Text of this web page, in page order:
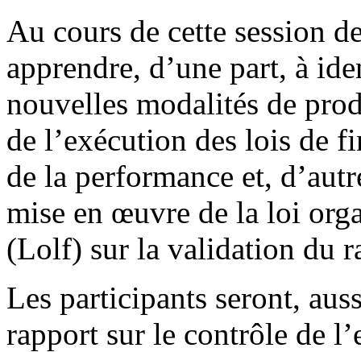
Au cours de cette session
apprendre, d’une part, à
nouvelles modalités de
de l’exécution des lois de
de la performance et,
mise en œuvre de la loi
(Lolf) sur la validation du
Les participants seront,
rapport sur le contrôle de